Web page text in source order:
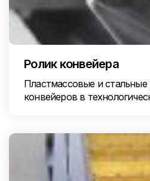
Ролик конвейера
Пластмассовые и стальные
конвейеров в